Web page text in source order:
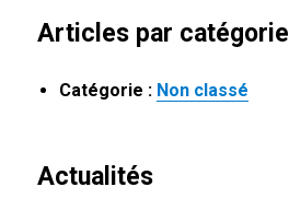
Articles par catégorie
Catégorie : Non classé
Actualités